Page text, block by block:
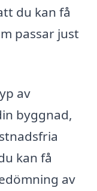
du kan få
passar just
av
byggnad,
kan få
av